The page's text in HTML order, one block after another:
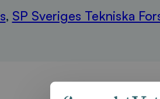
, SP Sveriges Tekniska